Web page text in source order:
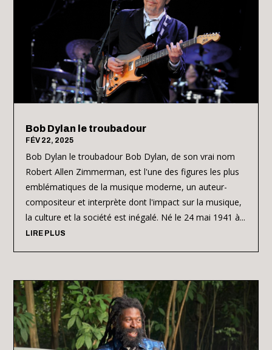
Bob Dylan le troubadour
FÉV 22, 2025
Bob Dylan le troubadour Bob Dylan, de son vrai nom
Robert Allen Zimmerman, est l'une des figures les plus
emblématiques de la musique moderne, un auteur-
compositeur et interprète dont l'impact sur la musique,
la culture et la société est inégalé. Né le 24 mai 1941 à...
LIRE PLUS